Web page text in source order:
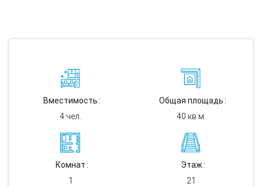
Вместимость
4 чел.
Общая площадь
40 кв.м.
Комнат
1
Этаж
21